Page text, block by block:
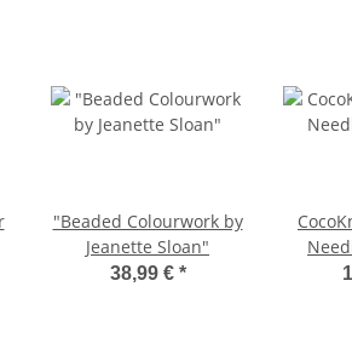
"Beaded Colourwork by
Jeanette Sloan"
38,99 € *